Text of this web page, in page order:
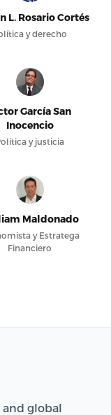
L. Rosario Cortés
y derecho
García San
Inocencio
y justicia
Maldonado
y Estratega
Financiero
and global